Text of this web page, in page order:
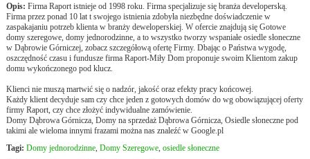
Opis: Firma Raport istnieje od 1998 roku. Firma specjalizuje się branża developerską.
Firma przez ponad 10 lat t swojego istnienia zdobyła niezbędne doświadczenie w
zaspakajaniu potrzeb klienta w branży deweloperskiej. W ofercie znajdują się Gotowe
domy szeregowe, domy jednorodzinne, a to wszystko tworzy wspaniałe osiedle słoneczne
w Dąbrowie Górniczej, zobacz szczegółową ofertę Firmy. Dbając o Państwa wygodę,
oszczędność czasu i fundusze firma Raport-Miły Dom proponuje swoim Klientom zakup
domu wykończonego pod klucz.
Klienci nie muszą martwić się o nadzór, jakość oraz efekty pracy końcowej.
Każdy klient decyduje sam czy chce jeden z gotowych domów do wg obowiązującej oferty
firmy Raport, czy chce złożyć indywidualne zamówienie.
Domy Dąbrowa Górnicza, Domy na sprzedaż Dąbrowa Górnicza, Osiedle słoneczne pod
takimi ale wieloma innymi frazami można nas znaleźć w Google.pl
Tagi: Domy jednorodzinne, Domy Szeregowe, osiedle słoneczne